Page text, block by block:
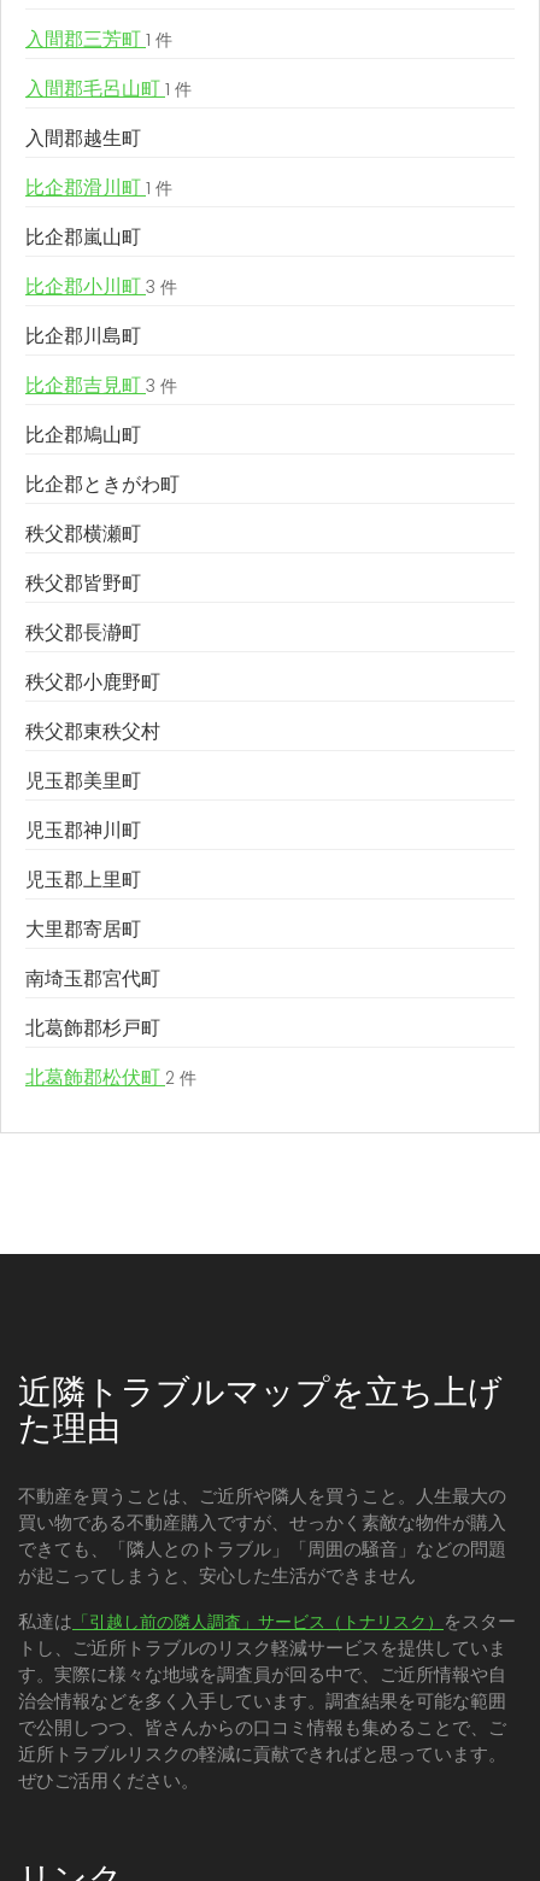
入間郡三芳町 1 件
入間郡毛呂山町 1 件
入間郡越生町
比企郡滑川町 1 件
比企郡嵐山町
比企郡小川町 3 件
比企郡川島町
比企郡吉見町 3 件
比企郡鳩山町
比企郡ときがわ町
秩父郡横瀬町
秩父郡皆野町
秩父郡長瀞町
秩父郡小鹿野町
秩父郡東秩父村
児玉郡美里町
児玉郡神川町
児玉郡上里町
大里郡寄居町
南埼玉郡宮代町
北葛飾郡杉戸町
北葛飾郡松伏町 2 件
近隣トラブルマップを立ち上げ
た理由
不動産を買うことは、ご近所や隣人を買うこと。人生最大の
買い物である不動産購入ですが、せっかく素敵な物件が購入
できても、「隣人とのトラブル」「周囲の騒音」などの問題
が起こってしまうと、安心した生活ができません
私達は 「引越し前の隣人調査」サービス（トナリスク） をスター
トし、ご近所トラブルのリスク軽減サービスを提供していま
す。実際に様々な地域を調査員が回る中で、ご近所情報や自
治会情報などを多く入手しています。調査結果を可能な範囲
で公開しつつ、皆さんからの口コミ情報も集めることで、ご
近所トラブルリスクの軽減に貢献できればと思っています。
ぜひご活用ください。